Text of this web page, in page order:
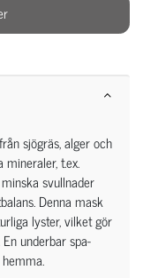
sjögräs, alger och
t.ex.
svullnader
Denna mask
lyster, vilket gör
underbar spa-